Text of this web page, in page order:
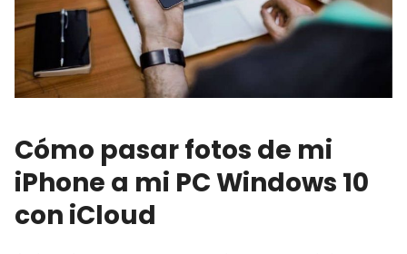
Cómo pasar fotos de mi
iPhone a mi PC Windows 10
con iCloud